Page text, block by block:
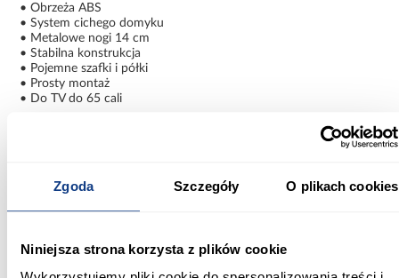
Zgoda Szczegóły O plikach cookies
Niniejsza strona korzysta z plików cookie
• Obrzeża ABS
• System cichego domyku
• Metalowe nogi 14 cm
• Stabilna konstrukcja
• Pojemne szafki i półki
• Prosty montaż
• Do TV do 65 cali
tworząc spójny, elegancki i funkcjonalny mebel do codziennego
Informacje Informacje o produkcie